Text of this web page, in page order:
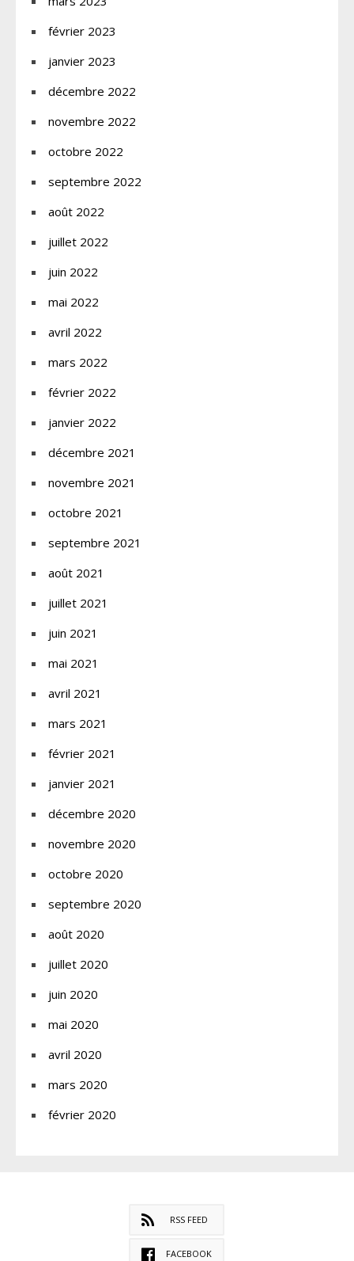
février 2023
janvier 2023
décembre 2022
novembre 2022
octobre 2022
septembre 2022
août 2022
juillet 2022
juin 2022
mai 2022
avril 2022
mars 2022
février 2022
janvier 2022
décembre 2021
novembre 2021
octobre 2021
septembre 2021
août 2021
juillet 2021
juin 2021
mai 2021
avril 2021
mars 2021
février 2021
janvier 2021
décembre 2020
novembre 2020
octobre 2020
septembre 2020
août 2020
juillet 2020
juin 2020
mai 2020
avril 2020
mars 2020
février 2020
RSS FEED
FACEBOOK